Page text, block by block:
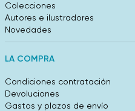
Colecciones
Autores e ilustradores
Novedades
LA COMPRA
Condiciones contratación
Devoluciones
Gastos y plazos de envío